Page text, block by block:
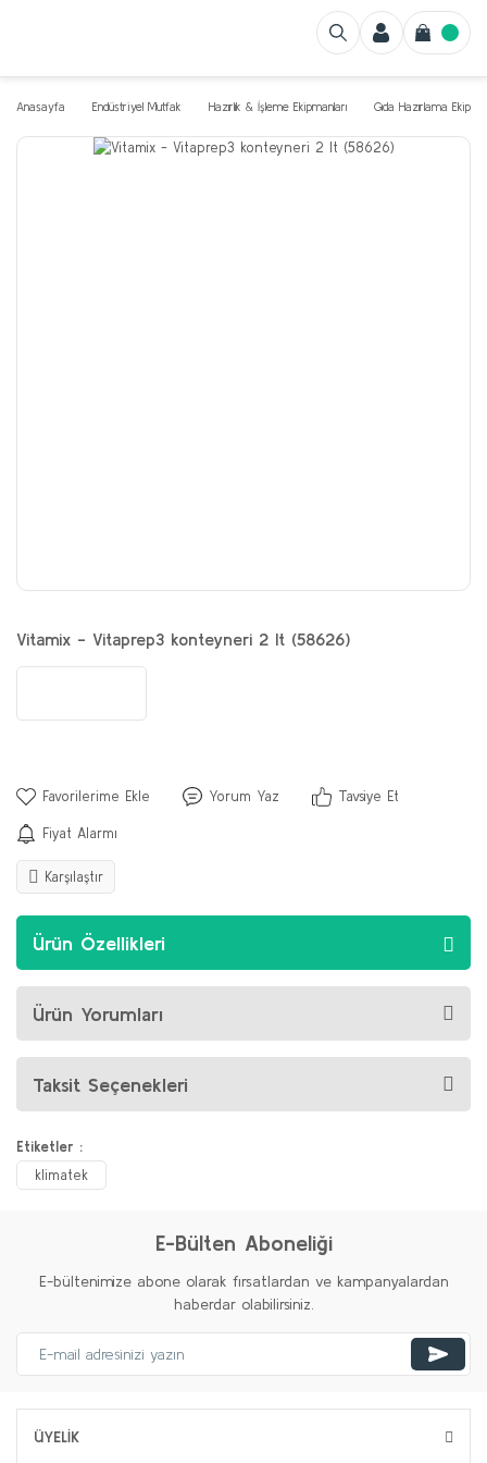
Anasayfa Endüstriyel Mutfak Hazırlık & İşleme Ekipmanları Gıda Hazırlama
Vitamix - Vitaprep3 konteyneri 2 lt (58626)
Yorum Yaz Tavsiye Et
Fiyat Alarmı
Karşılaştır
Ürün Özellikleri
Ürün Yorumları
Taksit Seçenekleri
Etiketler :
klimatek
E-Bülten Aboneliği
E-bültenimize abone olarak fırsatlardan ve kampanyalardan
haberdar olabilirsiniz.
ÜYELİK